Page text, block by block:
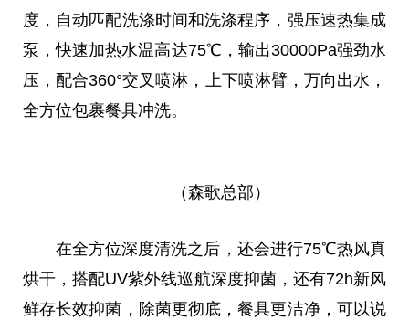
度，自动匹配洗涤时间和洗涤程序，强压速热集成
泵，快速加热水温高达75℃，输出30000Pa强劲水
压，配合360°交叉喷淋，上下喷淋臂，万向出水，
全方位包裹餐具冲洗。
（森歌总部）
在全方位深度清洗之后，还会进行75℃热风真
烘干，搭配UV紫外线巡航深度抑菌，还有72h新风
鲜存长效抑菌，除菌更彻底，餐具更洁净，可以说